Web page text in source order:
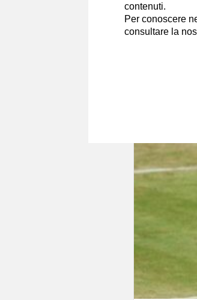
25/6/
contenuti.
Per conoscere
consultare la